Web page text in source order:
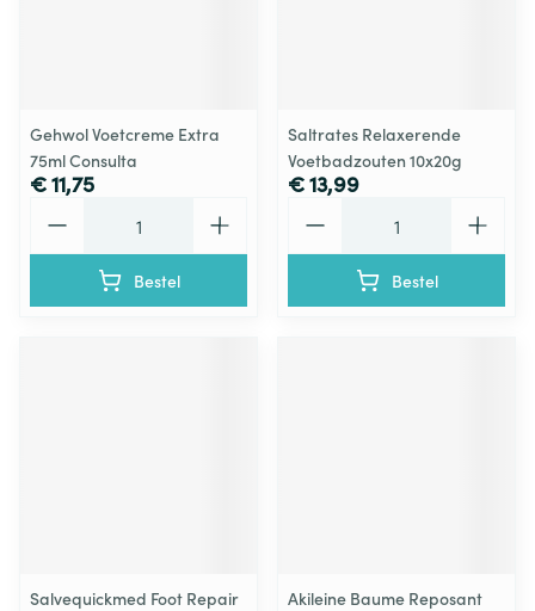
Gehwol Voetcreme Extra
75ml Consulta
€ 11,75
Bestel
Saltrates Relaxerende
Voetbadzouten 10x20g
€ 13,99
Bestel
Salvequickmed Foot Repair
Akileine Baume Reposant